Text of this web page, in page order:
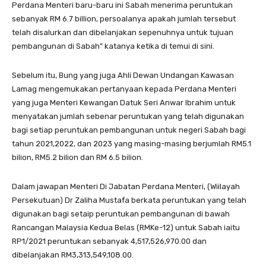
Perdana Menteri baru-baru ini Sabah menerima peruntukan
sebanyak RM 6.7 billion, persoalanya apakah jumlah tersebut
telah disalurkan dan dibelanjakan sepenuhnya untuk tujuan
pembangunan di Sabah” katanya ketika di temui di sini.
Sebelum itu, Bung yang juga Ahli Dewan Undangan Kawasan
Lamag mengemukakan pertanyaan kepada Perdana Menteri
yang juga Menteri Kewangan Datuk Seri Anwar Ibrahim untuk
menyatakan jumlah sebenar peruntukan yang telah digunakan
bagi setiap peruntukan pembangunan untuk negeri Sabah bagi
tahun 2021,2022, dan 2023 yang masing-masing berjumlah RM5.1
bilion, RM5.2 bilion dan RM 6.5 bilion.
Dalam jawapan Menteri Di Jabatan Perdana Menteri, (Wiilayah
Persekutuan) Dr Zaliha Mustafa berkata peruntukan yang telah
digunakan bagi setaip peruntukan pembangunan di bawah
Rancangan Malaysia Kedua Belas (RMKe-12) untuk Sabah iaitu
RP1/2021 peruntukan sebanyak 4,517,526,970.00 dan
dibelanjakan RM3,313,549,108.00.